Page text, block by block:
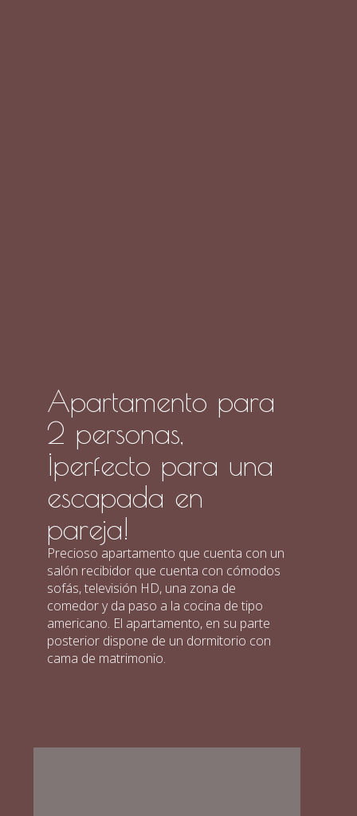
Apartamento para
2 personas,
¡perfecto para una
escapada en
pareja!
Precioso apartamento que cuenta con un
salón recibidor que cuenta con cómodos
sofás, televisión HD, una zona de
comedor y da paso a la cocina de tipo
americano. El apartamento, en su parte
posterior dispone de un dormitorio con
cama de matrimonio.